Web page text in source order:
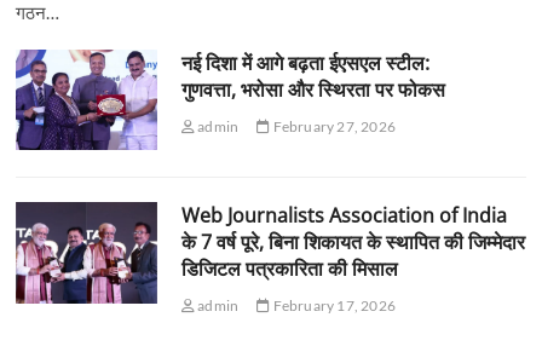
गठन…
नई दिशा में आगे बढ़ता ईएसएल स्टील:
गुणवत्ता, भरोसा और स्थिरता पर फोकस
admin February 27, 2026
Web Journalists Association of India
के 7 वर्ष पूरे, बिना शिकायत के स्थापित की जिम्मेदार
डिजिटल पत्रकारिता की मिसाल
admin February 17, 2026